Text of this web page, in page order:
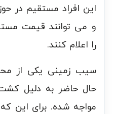
این افراد مستقیم در
و می توانند قیمت
را اعلام کنند.
سیب زمینی یکی از
حال حاضر به دلیل
مواجه شده. برای این